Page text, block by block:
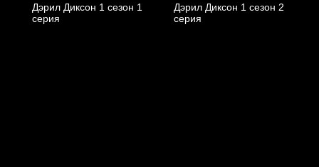
Дэрил Диксон 1 сезон 1
серия
Дэрил Диксон 1 сезон 2
серия